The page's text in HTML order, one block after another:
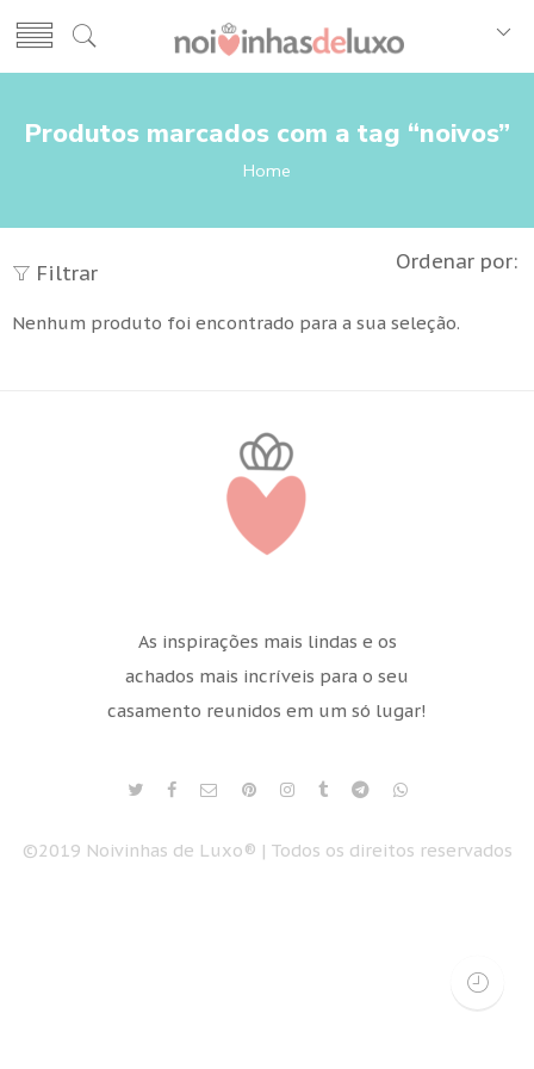
Produtos marcados com a tag “noivos”
Home
Filtrar Ordenar por:
Nenhum produto foi encontrado para a sua seleção.
As inspirações mais lindas e os
achados mais incríveis para o seu
casamento reunidos em um só lugar!
©2019 Noivinhas de Luxo® | Todos os direitos reservados